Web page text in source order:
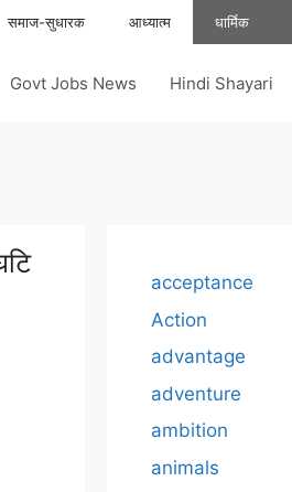
समाज-सुधारक आध्यात्म धार्मिक
Govt Jobs News Hindi Shayari
acceptance
Action
advantage
adventure
ambition
animals